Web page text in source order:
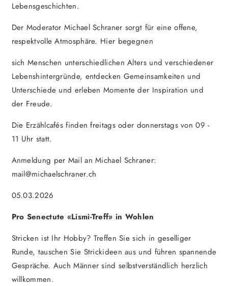
Lebensgeschichten.
Der Moderator Michael Schraner sorgt für eine offene,
respektvolle Atmosphäre. Hier begegnen
sich Menschen unterschiedlichen Alters und verschiedener
Lebenshintergründe, entdecken Gemeinsamkeiten und
Unterschiede und erleben Momente der Inspiration und
der Freude.
Die Erzählcafés finden freitags oder donnerstags von 09 -
11 Uhr statt.
Anmeldung per Mail an Michael Schraner:
mail@michaelschraner.ch
05.03.2026
Pro Senectute «Lismi-Treff» in Wohlen
Stricken ist Ihr Hobby? Treffen Sie sich in geselliger
Runde, tauschen Sie Strickideen aus und führen spannende
Gespräche. Auch Männer sind selbstverständlich herzlich
willkommen.